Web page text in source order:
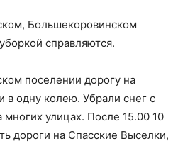
Большекоровинском
справляются.
поселении дорогу на
в одну колею. Убрали снег с
многих улицах. После 15.00 10
дороги на Спасские Выселки,